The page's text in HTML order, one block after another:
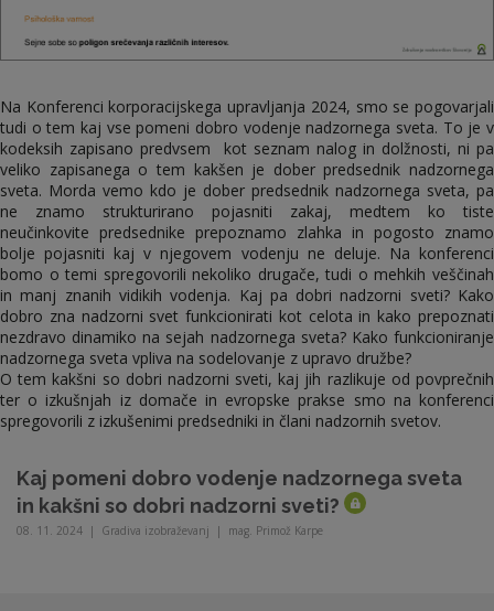
Na Konferenci korporacijskega upravljanja 2024, smo se pogovarjali
tudi o tem kaj vse pomeni dobro vodenje nadzornega sveta. To je v
kodeksih zapisano predvsem kot seznam nalog in dolžnosti, ni pa
veliko zapisanega o tem kakšen je dober predsednik nadzornega
sveta. Morda vemo kdo je dober predsednik nadzornega sveta, pa
ne znamo strukturirano pojasniti zakaj, medtem ko tiste
neučinkovite predsednike prepoznamo zlahka in pogosto znamo
bolje pojasniti kaj v njegovem vodenju ne deluje. Na konferenci
bomo o temi spregovorili nekoliko drugače, tudi o mehkih veščinah
in manj znanih vidikih vodenja. Kaj pa dobri nadzorni sveti? Kako
dobro zna nadzorni svet funkcionirati kot celota in kako prepoznati
nezdravo dinamiko na sejah nadzornega sveta? Kako funkcioniranje
nadzornega sveta vpliva na sodelovanje z upravo družbe?
O tem kakšni so dobri nadzorni sveti, kaj jih razlikuje od povprečnih
ter o izkušnjah iz domače in evropske prakse smo na konferenci
spregovorili z izkušenimi predsedniki in člani nadzornih svetov.
Kaj pomeni dobro vodenje nadzornega sveta
in kakšni so dobri nadzorni sveti?
08. 11. 2024 | Gradiva izobraževanj | mag. Primož Karpe